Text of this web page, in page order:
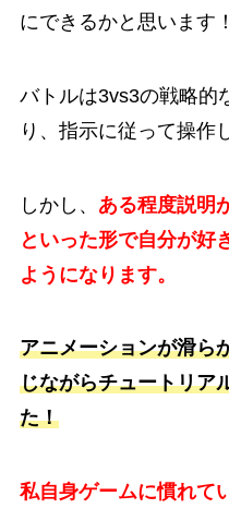
にできるかと思います！
バトルは3vs3の戦略的
り、指示に従って操作
しかし、 ある程度説明
といった形で自分が好
ようになります。
アニメーションが滑ら
じながらチュートリア
た！
私自身ゲームに慣れて